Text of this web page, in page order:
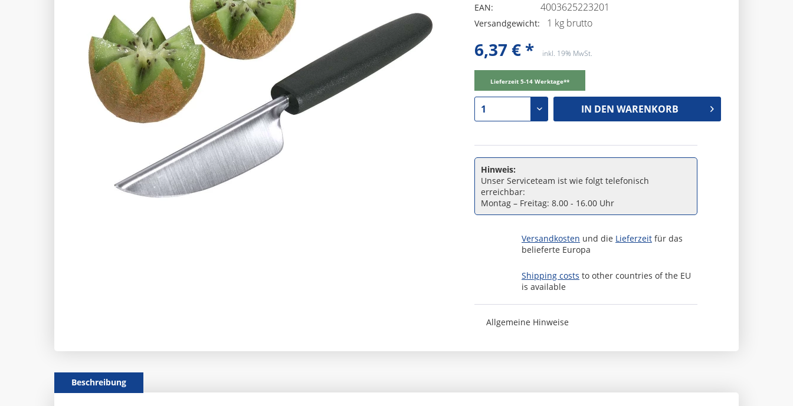
EAN: 4003625223201
Versandgewicht: 1 kg brutto
6,37 € * inkl. 19% MwSt.
Lieferzeit 5-14 Werktage**
IN DEN WARENKORB
Hinweis:
Unser Serviceteam ist wie folgt telefonisch
erreichbar:
Montag – Freitag: 8.00 - 16.00 Uhr
Versandkosten und die Lieferzeit für das
belieferte Europa
Shipping costs to other countries of the EU
is available
Allgemeine Hinweise
Beschreibung